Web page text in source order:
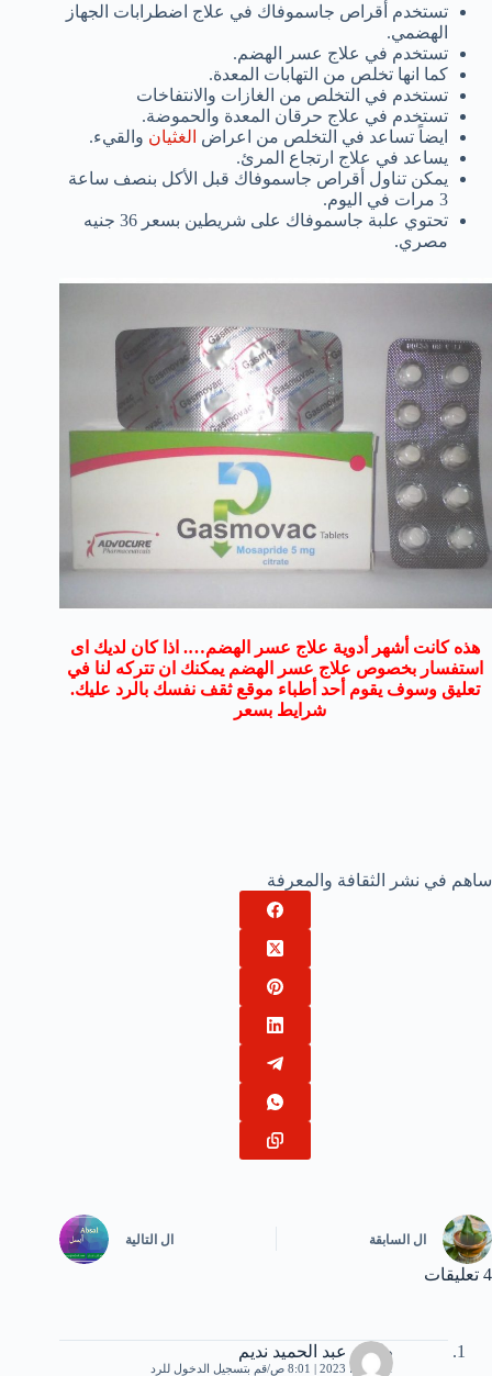
تستخدم أقراص جاسموفاك في علاج اضطرابات الجهاز
الهضمي.
تستخدم في علاج عسر الهضم.
كما انها تخلص من التهابات المعدة.
تستخدم في التخلص من الغازات والانتفاخات
تستخدم في علاج حرقان المعدة والحموضة.
ايضاً تساعد في التخلص من اعراض الغثيان والقيء.
يساعد في علاج ارتجاع المرئ.
يمكن تناول أقراص جاسموفاك قبل الأكل بنصف ساعة
3 مرات في اليوم.
تحتوي علبة جاسموفاك على شريطين بسعر 36 جنيه
مصري.
هذه كانت أشهر أدوية علاج عسر الهضم…. اذا كان لديك اى
استفسار بخصوص علاج عسر الهضم يمكنك ان تتركه لنا في
تعليق وسوف يقوم أحد أطباء موقع ثقف نفسك بالرد عليك.
شرايط بسعر
ساهم في نشر الثقافة والمعرفة
ال السابقة ال التالية
4 تعليقات
طارق عبد الحميد نديم
11 يوليو، 2023 | 8:01 ص قم بتسجيل الدخول للرد